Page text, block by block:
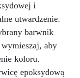
i
utwardzenie.
barwnik
aby
koloru.
epoksydową